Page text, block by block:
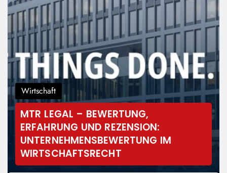
Wirtschaft
MTR LEGAL – BEWERTUNG,
ERFAHRUNG UND REZENSION:
UNTERNEHMENSBEWERTUNG IM
WIRTSCHAFTSRECHT